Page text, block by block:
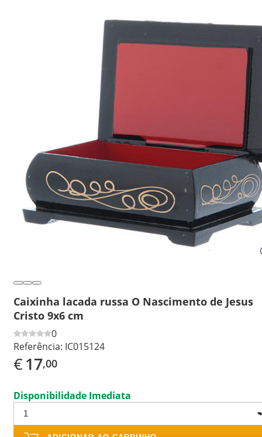
Caixinha lacada russa O Nascimento de Jesus
Cristo 9x6 cm
0
Referência: IC015124
€17,00
Disponibilidade Imediata